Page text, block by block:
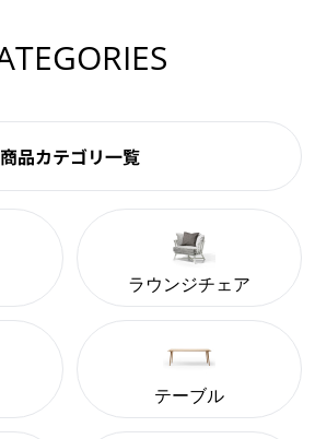
商品カテゴリ一覧
ラウンジチェア
テーブル